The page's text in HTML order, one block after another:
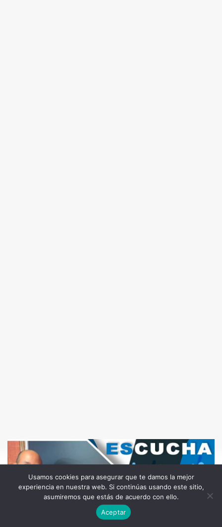
Usamos cookies para asegurar que te damos la mejor
experiencia en nuestra web. Si continúas usando este sitio,
asumiremos que estás de acuerdo con ello.
Aceptar